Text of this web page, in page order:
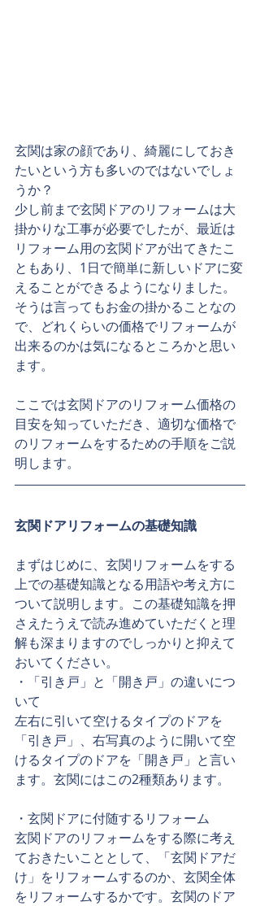
玄関は家の顔であり、綺麗にしておき
たいという方も多いのではないでしょ
うか？
少し前まで玄関ドアのリフォームは大
掛かりな工事が必要でしたが、最近は
リフォーム用の玄関ドアが出てきたこ
ともあり、1日で簡単に新しいドアに変
えることができるようになりました。
そうは言ってもお金の掛かることなの
で、どれくらいの価格でリフォームが
出来るのかは気になるところかと思い
ます。
ここでは玄関ドアのリフォーム価格の
目安を知っていただき、適切な価格で
のリフォームをするための手順をご説
明します。
玄関ドアリフォームの基礎知識
まずはじめに、玄関リフォームをする
上での基礎知識となる用語や考え方に
ついて説明します。この基礎知識を押
さえたうえで読み進めていただくと理
解も深まりますのでしっかりと抑えて
おいてください。
・「引き戸」と「開き戸」の違いにつ
いて
左右に引いて空けるタイプのドアを
「引き戸」、右写真のように開いて空
けるタイプのドアを「開き戸」と言い
ます。玄関にはこの2種類あります。
・玄関ドアに付随するリフォーム
玄関ドアのリフォームをする際に考え
ておきたいこととして、「玄関ドアだ
け」をリフォームするのか、玄関全体
をリフォームするかです。玄関のドア